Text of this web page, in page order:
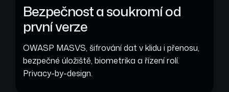
Bezpečnost a soukromí od
první verze
OWASP MASVS, šifrování dat v klidu i přenosu,
bezpečné úložiště, biometrika a řízení rolí.
Privacy-by-design.